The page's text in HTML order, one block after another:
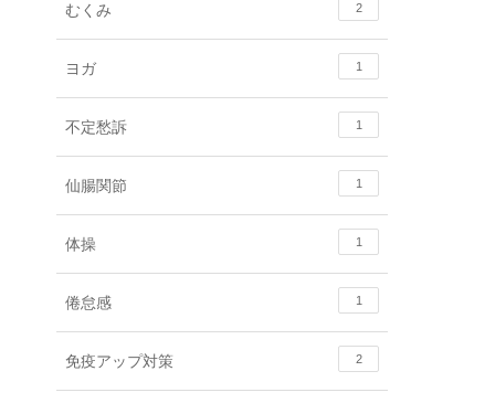
むくみ 2
ヨガ 1
不定愁訴 1
仙腸関節 1
体操 1
倦怠感 1
免疫アップ対策 2